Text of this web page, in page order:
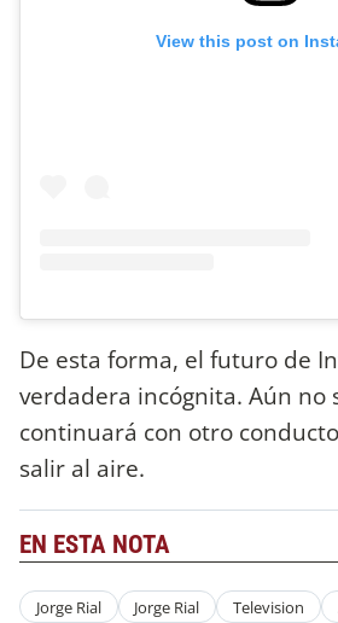
View this post on
De esta forma, el futuro de
verdadera incógnita. Aún no
continuará con otro
salir al aire.
EN ESTA NOTA
Jorge Rial Jorge Rial Television